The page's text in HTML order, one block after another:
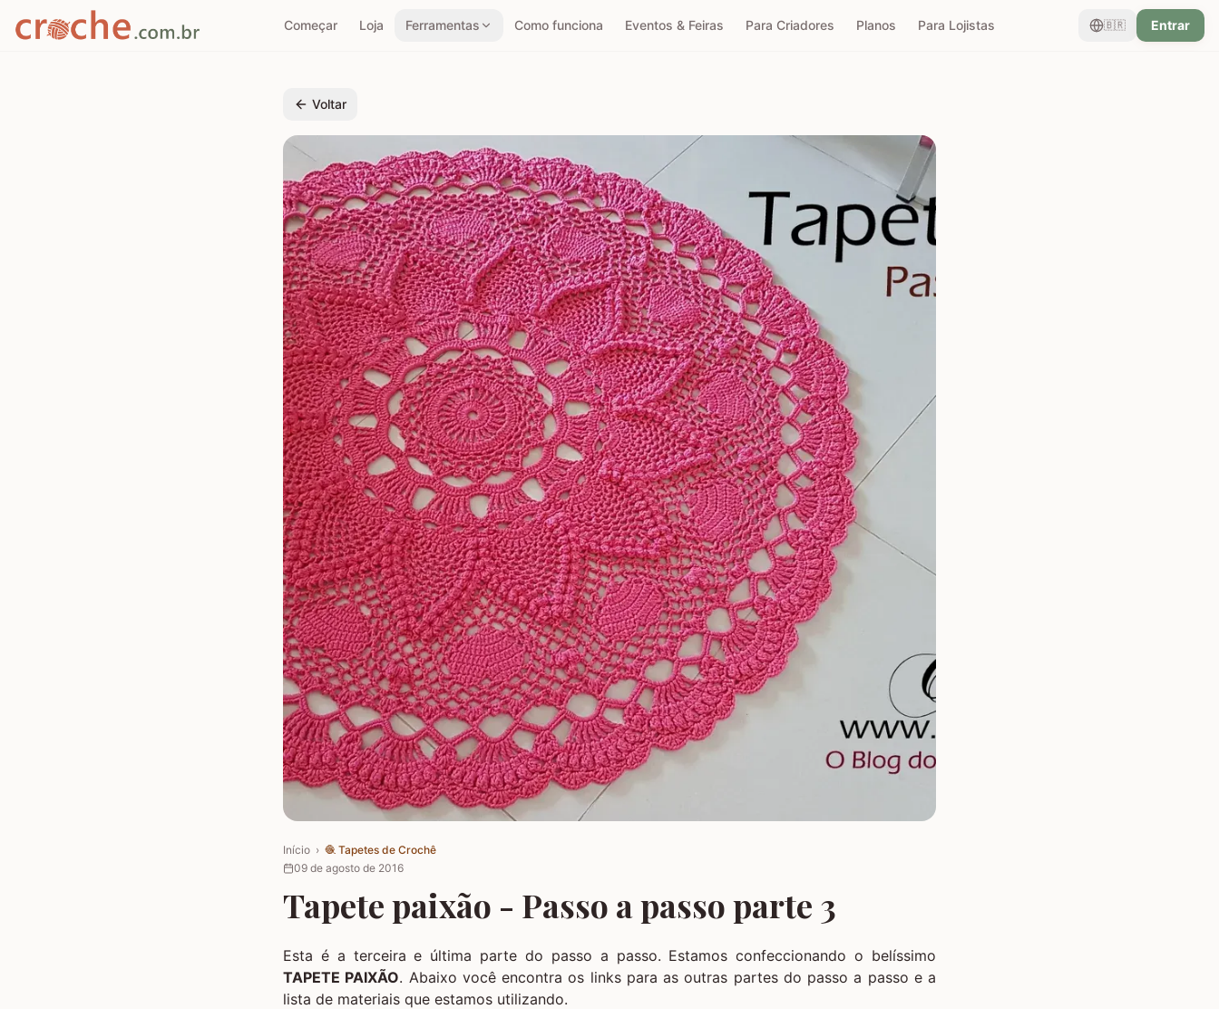
Começar Loja Ferramentas Como funciona Eventos & Feiras Para Criadores Planos Para Lojistas 🇧🇷 Entrar
Voltar
Início › 🧶 Tapetes de Crochê
09 de agosto de 2016
Tapete paixão - Passo a passo parte 3
Esta é a terceira e última parte do passo a passo. Estamos confeccionando o belíssimo
TAPETE PAIXÃO. Abaixo você encontra os links para as outras partes do passo a passo e a
lista de materiais que estamos utilizando.